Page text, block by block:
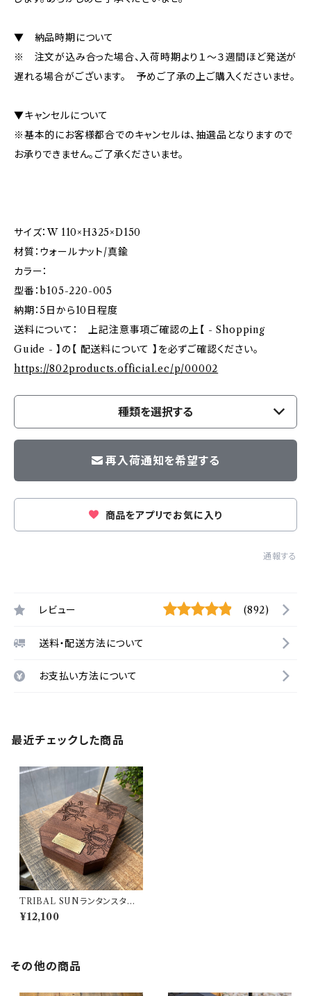
▼ 納品時期について
※ 注文が込み合った場合、入荷時期より１～３週間ほど発送が
遅れる場合がございます。 予めご了承の上ご購入くださいませ。
▼キャンセルについて
※基本的にお客様都合でのキャンセルは、抽選品となりますので
お承りできません。ご了承くださいませ。
サイズ：W 110×H325×D150
材質：ウォールナット/真鍮
カラー：
型番：b105-220-005
納期：5日から10日程度
送料について： 上記注意事項ご確認の上【 - Shopping
Guide - 】の【 配送料について 】を必ずご確認ください。
https://802products.official.ec/p/00002
種類を選択する
再入荷通知を希望する
商品をアプリでお気に入り
通報する
レビュー (892)
送料・配送方法について
お支払い方法について
最近チェックした商品
TRIBAL SUNランタンスタンド
802PRODUCTS ランタン ウ
ォールナット ランタンスタンド
¥12,100
その他の商品